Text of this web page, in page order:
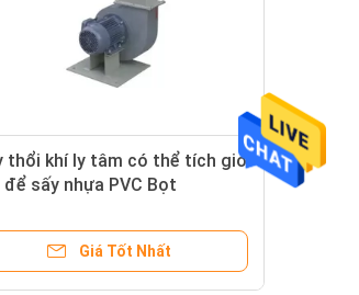
thổi khí ly tâm có thể tích gió
để sấy nhựa PVC Bọt
Giá Tốt Nhất